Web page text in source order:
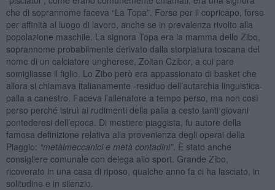
che di soprannome faceva “La Topa”. Forse per il copricapo, forse
per affinità al luogo di lavoro, anche se in prevalenza rivolto alla
popolazione maschile. La signora Topa era la mamma dello Zibo,
soprannome probabilmente derivato dalla storpiatura toscana del
nome di un calciatore ungherese, Zoltan Czibor, a cui pare
somigliasse il figlio. Lo Zibo però era appassionato di basket che
allora si chiamava italianamente -residuo dell’autarchia linguistica-
palla a canestro. Faceva l’allenatore a tempo perso, ma non così
perso perché istruì ai rudimenti della palla a cesto tanti giovani
pontederesi dell’epoca. Di mestiere piaggista, fu autore della
famosa definizione relativa alla provenienza degli operai della
Piaggio: “metàlmeccanici e metà contadini”. È stato anche
consigliere comunale con delega allo sport. Grande Zibo,
ricoverato in una casa di riposo, qualche anno fa ci ha lasciato, in
solitudine e in silenzio.